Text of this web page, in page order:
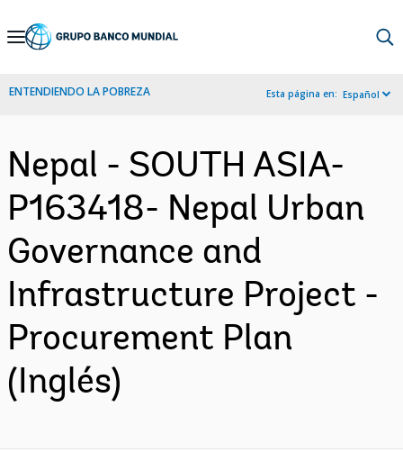
Skip
Navigation
ENTENDIENDO LA POBREZA Esta página en: Español
Nepal - SOUTH ASIA-
P163418- Nepal Urban
Governance and
Infrastructure Project -
Procurement Plan
(Inglés)